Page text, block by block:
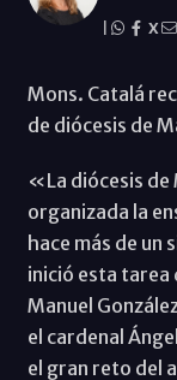
X
Mons. Catalá
de diócesis de
«La diócesis de
organizada la
hace más de un
inició esta tarea
Manuel
el cardenal
el gran reto del